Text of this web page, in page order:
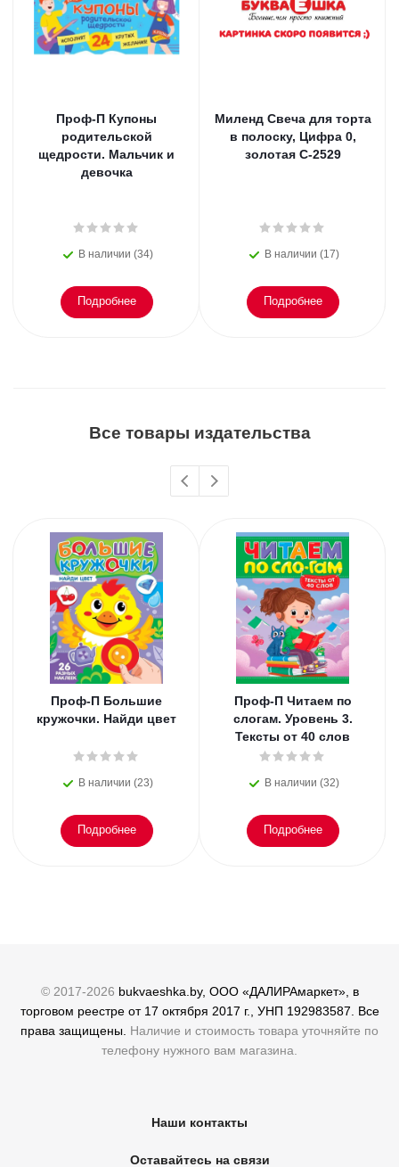
Проф-П Купоны
родительской
щедрости. Мальчик и
девочка
В наличии (34)
Подробнее
Миленд Свеча для торта
в полоску, Цифра 0,
золотая С-2529
В наличии (17)
Подробнее
Все товары издательства
Проф-П Большие
кружочки. Найди цвет
В наличии (23)
Подробнее
Проф-П Читаем по
слогам. Уровень 3.
Тексты от 40 слов
В наличии (32)
Подробнее
© 2017-2026 bukvaeshka.by, ООО «ДАЛИРАмаркет», в
торговом реестре от 17 октября 2017 г., УНП 192983587. Все
права защищены. Наличие и стоимость товара уточняйте по
телефону нужного вам магазина.
Наши контакты
Оставайтесь на связи